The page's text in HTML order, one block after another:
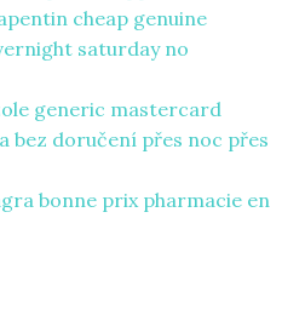
cheap genuine
saturday no
generic mastercard
bez doručení přes noc přes
bonne prix pharmacie en